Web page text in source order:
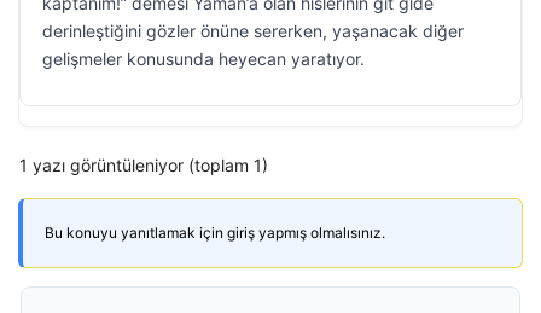
derinleştiğini gözler önüne sererken, yaşanacak diğer
gelişmeler konusunda heyecan yaratıyor.
1 yazı görüntüleniyor (toplam 1)
Bu konuyu yanıtlamak için giriş yapmış olmalısınız.